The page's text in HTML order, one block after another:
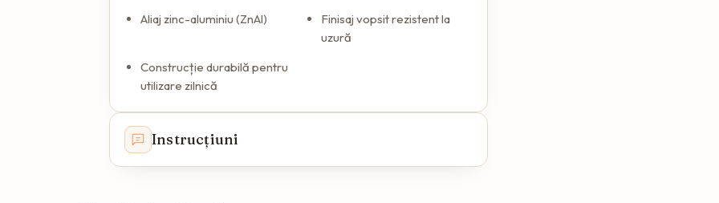
Aliaj zinc-aluminiu (ZnAl)
Finisaj vopsit rezistent la
uzură
Construcție durabilă pentru
utilizare zilnică
Instrucțiuni